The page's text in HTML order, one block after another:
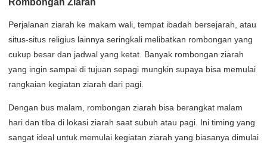
Rombongan Ziarah
Perjalanan ziarah ke makam wali, tempat ibadah bersejarah, atau
situs-situs religius lainnya seringkali melibatkan rombongan yang
cukup besar dan jadwal yang ketat. Banyak rombongan ziarah
yang ingin sampai di tujuan sepagi mungkin supaya bisa memulai
rangkaian kegiatan ziarah dari pagi.
Dengan bus malam, rombongan ziarah bisa berangkat malam
hari dan tiba di lokasi ziarah saat subuh atau pagi. Ini timing yang
sangat ideal untuk memulai kegiatan ziarah yang biasanya dimulai